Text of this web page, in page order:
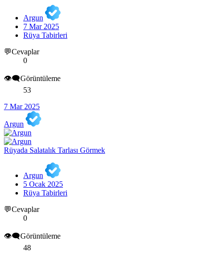
Argun
7 Mar 2025
Rüya Tabirleri
💬Cevaplar
0
👁️‍🗨️Görüntüleme
53
7 Mar 2025
Argun
Rüyada Salatalık Tarlası Görmek
Argun
5 Ocak 2025
Rüya Tabirleri
💬Cevaplar
0
👁️‍🗨️Görüntüleme
48